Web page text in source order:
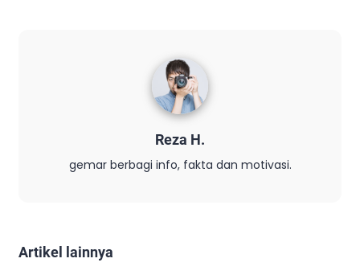
Reza H.
gemar berbagi info, fakta dan motivasi.
Artikel lainnya